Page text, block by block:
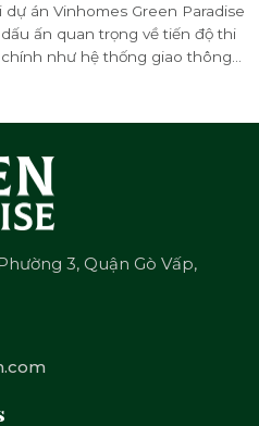
án Vinhomes Green Paradise
ấn quan trọng về tiến độ thi
như hệ thống giao thông
3, Quận Gò Vấp,